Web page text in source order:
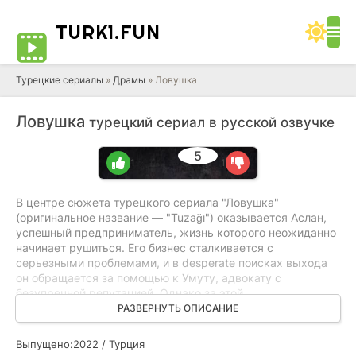
TURK1.FUN
Турецкие сериалы » Драмы » Ловушка
Ловушка турецкий сериал в русской озвучке
5
1 1
В центре сюжета турецкого сериала "Ловушка"
(оригинальное название — "Tuzağı") оказывается Аслан,
успешный предприниматель, жизнь которого неожиданно
начинает рушиться. Его бизнес сталкивается с
серьезными проблемами, и в desperate поисках выхода
он обращается за помощью к Умуту, адвокату с
безупречной репутацией. Однако за этой
профессиональной маской скрывается темная личная
месть: Умут считает Аслана виновным в смерти своей
жены и готов пойти на всё, чтобы разрушить его жизнь, не
оставляя шансов на спасение.
РАЗВЕРНУТЬ ОПИСАНИЕ
Выпущено:2022 / Турция